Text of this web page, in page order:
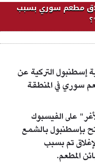
مطعم سوري بسبب
إسطنبول التركية عن
سوري في المنطقة
على الفيسبوك
بإسطنبول بالشمع
تم بسبب
المطعم.